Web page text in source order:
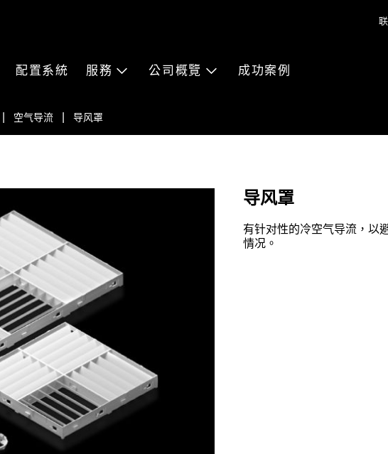
空气导流 导风罩
配置系統 服務 公司概覽 成功案例
导风罩
有针对性的冷空气导流，以
情况。